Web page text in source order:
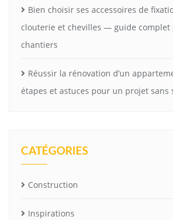
Bien choisir ses accessoires de
clouterie et chevilles — guide complet
chantiers
Réussir la rénovation d’un
étapes et astuces pour un projet sans
CATÉGORIES
Construction
Inspirations